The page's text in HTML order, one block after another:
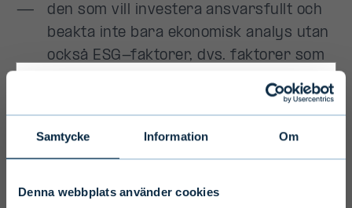
Samtycke Information Om
Denna webbplats använder cookies
Primary
Disclaimer